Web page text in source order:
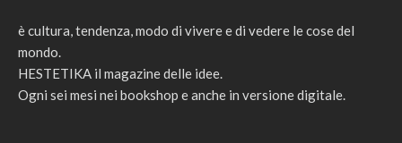
è cultura, tendenza, modo di vivere e di vedere le cose del
mondo.
HESTETIKA il magazine delle idee.
Ogni sei mesi nei bookshop e anche in versione digitale.